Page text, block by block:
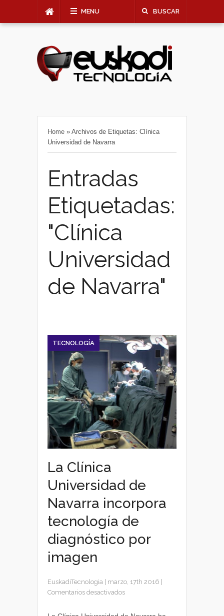
MENU BUSCAR
Home » Archivos de Etiquetas: Clínica
Universidad de Navarra
Entradas
Etiquetadas:
"Clínica
Universidad
de Navarra"
TECNOLOGÍA
La Clínica
Universidad de
Navarra incorpora
tecnología de
diagnóstico por
imagen
EuskadiTecnologia marzo, 17th 2016
Comentarios desactivadosen
Clínica